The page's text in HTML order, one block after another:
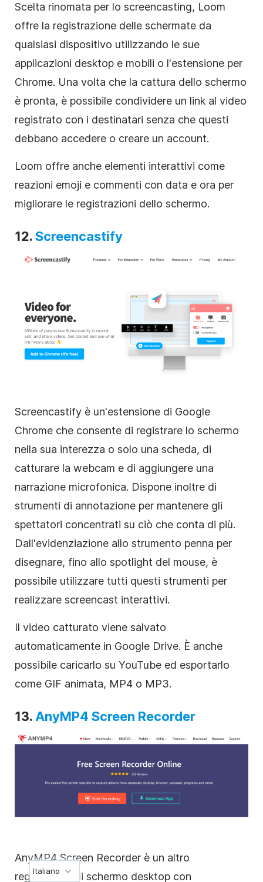
Scelta rinomata per lo screencasting, Loom
offre la registrazione delle schermate da
qualsiasi dispositivo utilizzando le sue
applicazioni desktop e mobili o l'estensione per
Chrome. Una volta che la cattura dello schermo
è pronta, è possibile condividere un link al video
registrato con i destinatari senza che questi
debbano accedere o creare un account.
Loom offre anche elementi interattivi come
reazioni emoji e commenti con data e ora per
migliorare le registrazioni dello schermo.
12.Screencastify
Screencastify è un'estensione di Google
Chrome che consente di registrare lo schermo
nella sua interezza o solo una scheda, di
catturare la webcam e di aggiungere una
narrazione microfonica. Dispone inoltre di
strumenti di annotazione per mantenere gli
spettatori concentrati su ciò che conta di più.
Dall'evidenziazione allo strumento penna per
disegnare, fino allo spotlight del mouse, è
possibile utilizzare tutti questi strumenti per
realizzare screencast interattivi.
Il video catturato viene salvato
automaticamente in Google Drive. È anche
possibile caricarlo su YouTube ed esportarlo
come GIF animata, MP4 o MP3.
13. AnyMP4 Screen Recorder
AnyMP4 Screen Recorder è un altro
registratore di schermo desktop con
Italiano